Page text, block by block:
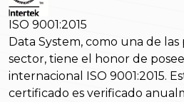
ISO 9001:2015
Data System, como una de las
sector, tiene el honor de
internacional ISO 9001:2015.
certificado es verificado